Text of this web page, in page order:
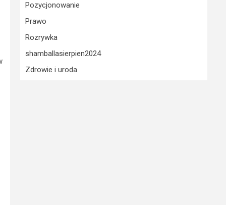
Pozycjonowanie
Prawo
Rozrywka
shamballasierpien2024
Zdrowie i uroda